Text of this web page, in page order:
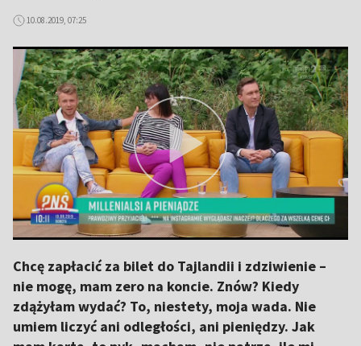
10.08.2019, 07:25
Chcę zapłacić za bilet do Tajlandii i zdziwienie –
nie mogę, mam zero na koncie. Znów? Kiedy
zdążyłam wydać? To, niestety, moja wada. Nie
umiem liczyć ani odległości, ani pieniędzy. Jak